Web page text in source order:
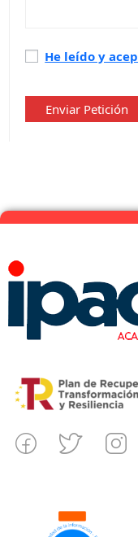
Política
privacidad*
He leído y
Enviar Petición